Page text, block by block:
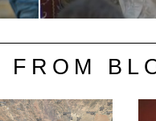
FROM